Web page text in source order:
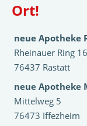
Ort!
neue Apotheke
Rheinauer Ring
76437 Rastatt
neue Apotheke
Mittelweg 5
76473 Iffezheim